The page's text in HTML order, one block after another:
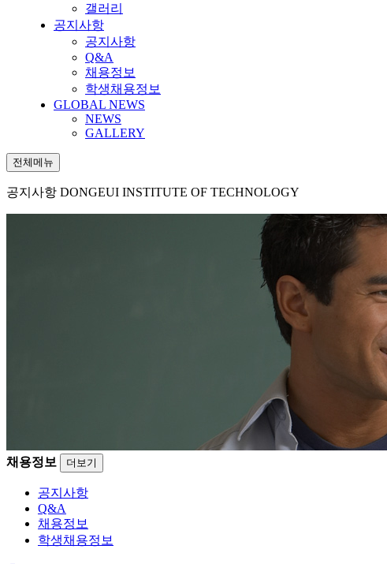
갤러리
공지사항
공지사항
Q&A
채용정보
학생채용정보
GLOBAL NEWS
NEWS
GALLERY
전체메뉴
공지사항 DONGEUI INSTITUTE OF TECHNOLOGY
채용정보 더보기
공지사항
Q&A
채용정보
학생채용정보